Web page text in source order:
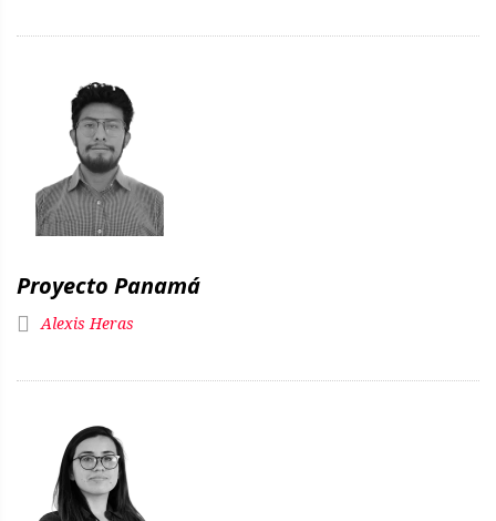
Proyecto Panamá
Alexis Heras